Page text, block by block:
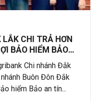
CHI TRẢ HƠN
BẢO HIỂM BẢO
HÀNG TẠI
ĐÔN ĐẮK LẮK
Chi nhánh Đắk
Buôn Đôn Đắk
hiểm Bảo an tín...